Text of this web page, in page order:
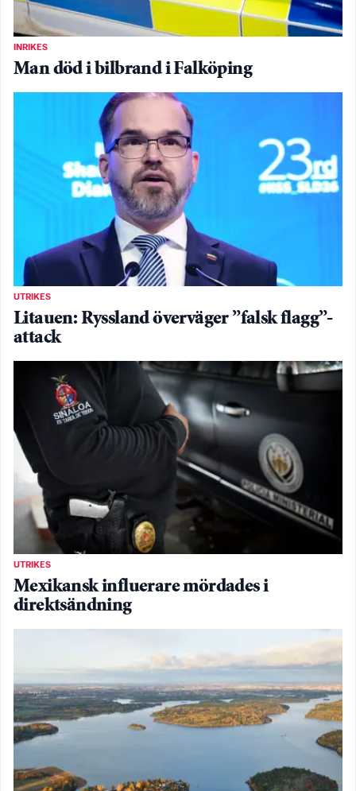
INRIKES
Man död i bilbrand i Falköping
UTRIKES
Litauen: Ryssland överväger ”falsk flagg”-
attack
UTRIKES
Mexikansk influerare mördades i
direktsändning